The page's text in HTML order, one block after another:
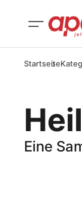
Startseite
Eine